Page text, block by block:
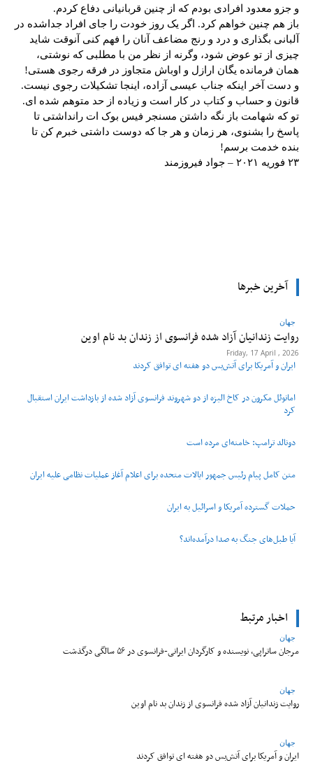
و جزو معدود افرادی بودم که از چنین قربانیانی دفاع کردم.
باز هم چنین خواهم کرد. اگر یک روز خودت را جای افراد جداشده در
آلبانی بگذاری و درد و رنج مضاعف آنان را فهم کنی آنوقت شاید
چیزی از تو عوض شود، وگرنه از نظر من با مطلبی که نوشتی،
همان فرمانده یگان ارازل و اوباش متجاوز در فرقه رجوی هستی!
و دست آخر اینکه جناب عیسی آزاده، اینجا تشکیلات رجوی نیست.
قانون و حساب و کتاب در کار است و زیاده از حد متوهم شده ای.
تو که شهامت باز نگه داشتن مسنجر فیس بوک ات رانداشتی تا
پاسخ را بشنوی، هر زمان و هر جا که دوست داشتی خبرم کن تا
بنده خدمت برسم!
۲۳ فوریه ۲۰۲۱ – جواد فیروزمند
آخرین خبرها
جهان
روایت زندانیان آزاد شده فرانسوی از زندان ‌بد نام اوین
Friday, 17 April , 2026
ایران و آمریکا برای آتش‌بس دو هفته‌ ای توافق کردند
امانوئل مکرون در کاخ الیزه از دو شهروند فرانسوی آزاد شده از بازداشت ایران استقبال
کرد
دونالد ترامپ: خامنه‌ای مرده است
متن کامل پیام رئیس جمهور ایالات متحده برای اعلام آغاز عملیات نظامی علیه ایران
حملات گسترده آمریکا و اسرائیل به ایران
آیا طبل‌های جنگ به صدا درآمده‌اند؟
اخبار مرتبط
جهان
مرجان ساتراپی، نویسنده و کارگردان ایرانی-فرانسوی در ۵۶ سالگی درگذشت
جهان
روایت زندانیان آزاد شده فرانسوی از زندان ‌بد نام اوین
جهان
ایران و آمریکا برای آتش‌بس دو هفته‌ ای توافق کردند